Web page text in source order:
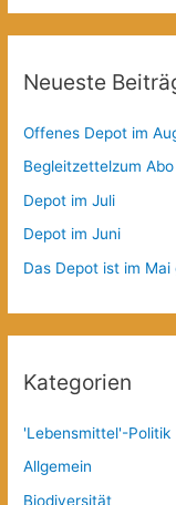
Neueste
Offenes Depot im
Begleitzettelzum
Depot im Juli
Depot im Juni
Das Depot ist im Mai
Kategorien
'Lebensmittel'-Politik
Allgemein
Biodiversität